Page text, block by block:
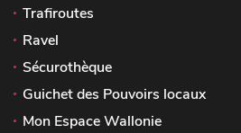
Trafiroutes
Ravel
Sécurothèque
Guichet des Pouvoirs locaux
Mon Espace Wallonie